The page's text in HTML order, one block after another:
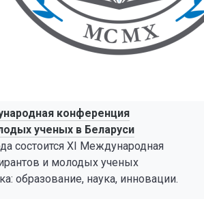
конференция
ученых в Беларуси
состоится XI Международная
и молодых ученых
образование, наука, инновации.